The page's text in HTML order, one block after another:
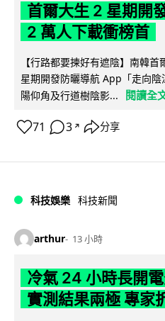
首爾大生 2 星期開
2 萬人下載衝榜首
【行路都要揀好有遮陰】南韓
星期開發防曬導航 App「走向
陽仰角及行道樹陰影...
閱讀全
71 3 ↗ 分享
科技娛樂 科技新聞
arthur 13 小時
冷氣 24 小時長開
實測結果兩極 專家